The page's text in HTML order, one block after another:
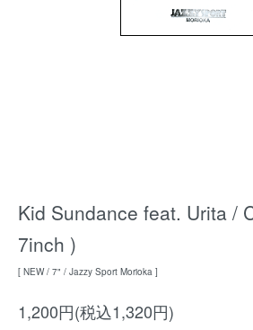
Kid Sundance feat. Urita /
7inch )
[ NEW / 7" / Jazzy Sport Morioka ]
1,200円(税込1,320円)